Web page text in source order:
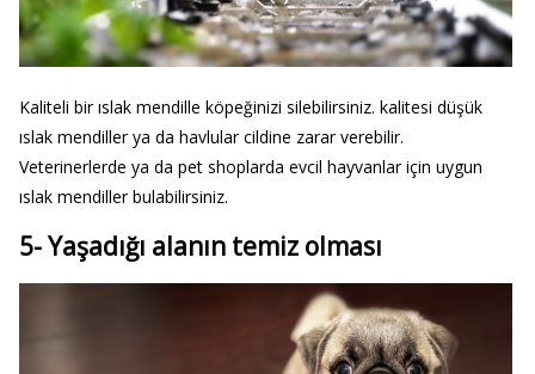
Kaliteli bir ıslak mendille köpeğinizi silebilirsiniz. kalitesi düşük
ıslak mendiller ya da havlular cildine zarar verebilir.
Veterinerlerde ya da pet shoplarda evcil hayvanlar için uygun
ıslak mendiller bulabilirsiniz.
5- Yaşadığı alanın temiz olması